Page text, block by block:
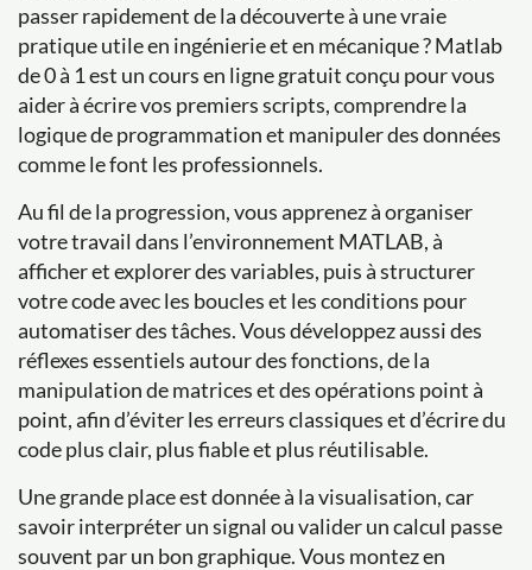
passer rapidement de la découverte à une vraie
pratique utile en ingénierie et en mécanique ? Matlab
de 0 à 1 est un cours en ligne gratuit conçu pour vous
aider à écrire vos premiers scripts, comprendre la
logique de programmation et manipuler des données
comme le font les professionnels.
Au fil de la progression, vous apprenez à organiser
votre travail dans l’environnement MATLAB, à
afficher et explorer des variables, puis à structurer
votre code avec les boucles et les conditions pour
automatiser des tâches. Vous développez aussi des
réflexes essentiels autour des fonctions, de la
manipulation de matrices et des opérations point à
point, afin d’éviter les erreurs classiques et d’écrire du
code plus clair, plus fiable et plus réutilisable.
Une grande place est donnée à la visualisation, car
savoir interpréter un signal ou valider un calcul passe
souvent par un bon graphique. Vous montez en